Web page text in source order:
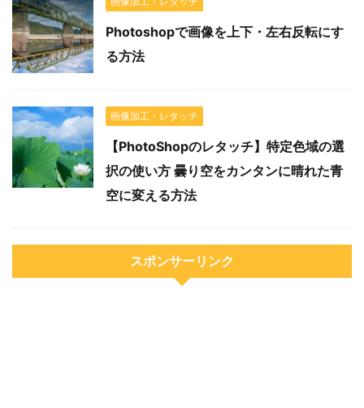
Photoshopで画像を上下・左右反転にす
る方法
画像加工・レタッチ
【PhotoShopのレタッチ】特定色域の選
択の使い方 曇り空をカンタンに晴れた青
空に変える方法
スポンサーリンク